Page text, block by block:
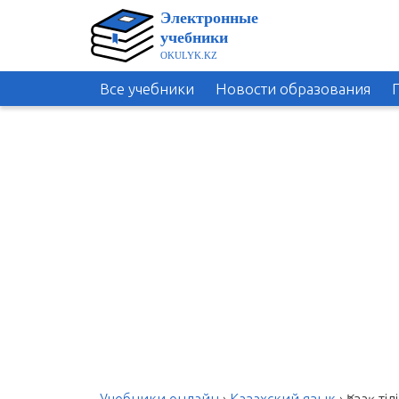
Все учебники Новости образования